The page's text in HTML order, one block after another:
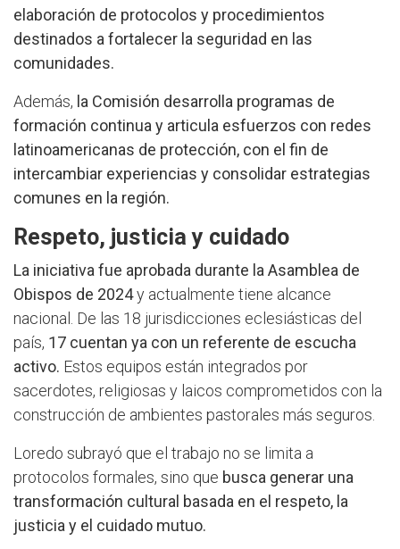
elaboración de protocolos y procedimientos
destinados a fortalecer la seguridad en las
comunidades.
Además, la Comisión desarrolla programas de
formación continua y articula esfuerzos con redes
latinoamericanas de protección, con el fin de
intercambiar experiencias y consolidar estrategias
comunes en la región.
Respeto, justicia y cuidado
La iniciativa fue aprobada durante la Asamblea de
Obispos de 2024y actualmente tiene alcance
nacional. De las 18 jurisdicciones eclesiásticas del
país, 17 cuentan ya con un referente de escucha
activo. Estos equipos están integrados por
sacerdotes, religiosas y laicos comprometidos con la
construcción de ambientes pastorales más seguros.
Loredo subrayó que el trabajo no se limita a
protocolos formales, sino que busca generar una
transformación cultural basada en el respeto, la
justicia y el cuidado mutuo.